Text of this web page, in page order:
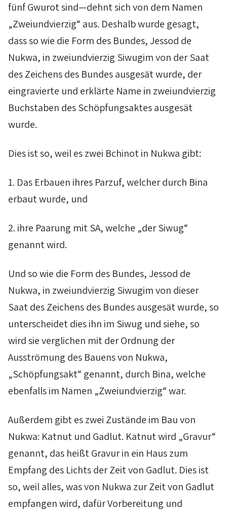
fünfGwurotsind—dehnt sich von dem Namen
„Zweiundvierzig“ aus. Deshalb wurde gesagt,
dass so wie die Form des Bundes,Jessod de
Nukwa, in zweiundvierzig Siwugimvon der Saat
des Zeichens des Bundes ausgesät wurde, der
eingravierte und erklärte Name in zweiundvierzig
Buchstaben des Schöpfungsaktes ausgesät
wurde.
Dies ist so, weil es zwei Bchinotin Nukwa gibt:
1. Das Erbauen ihres Parzuf, welcher durch Bina
erbaut wurde, und
2. ihre Paarung mitSA, welche „derSiwug“
genannt wird.
Und so wie die Form des Bundes,Jessod de
Nukwa, in zweiundvierzig Siwugimvon dieser
Saat des Zeichens des Bundes ausgesät wurde, so
unterscheidet dies ihn im Siwug und siehe, so
wird sie verglichen mit der Ordnung der
Ausströmung des Bauens von Nukwa,
„Schöpfungsakt“ genannt, durch Bina, welche
ebenfalls im Namen „Zweiundvierzig“ war.
Außerdem gibt es zwei Zustände im Bau von
Nukwa: Katnut und Gadlut. Katnutwird „Gravur“
genannt, das heißt Gravur in ein Haus zum
Empfang des Lichts der Zeit von Gadlut. Dies ist
so, weil alles, was von Nukwa zur Zeit von Gadlut
empfangen wird, dafür Vorbereitung und